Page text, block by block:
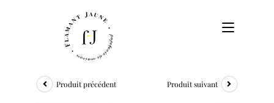
Produit précédent Produit suivant